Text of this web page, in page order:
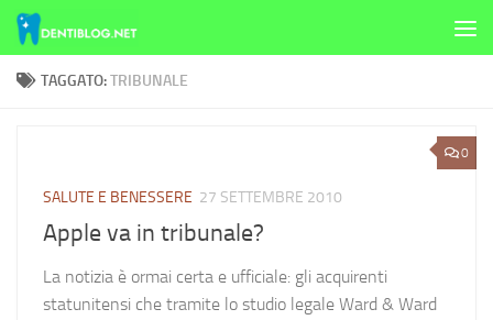
Skip to content
TAGGATO:TRIBUNALE
0
SALUTE E BENESSERE 27 SETTEMBRE 2010
Apple va in tribunale?
La notizia è ormai certa e ufficiale: gli acquirenti
statunitensi che tramite lo studio legale Ward & Ward